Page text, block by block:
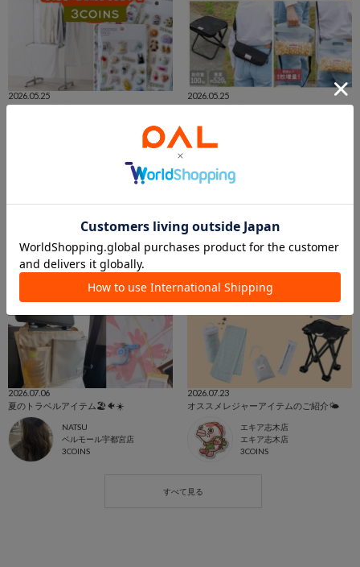
2026.05.25
5/25発売の新商品をどどんとご紹介！
2026.05.25
5月25日🤎新商品
2026.07.06
夏のトラベルアイテム🏖🐠☀️
NATSU
ベルモール宇都宮店
3COINS
2026.07.23
オススメレジャーアイテムのご紹介🌤️
エキア志木店
エキア志木店
3COINS